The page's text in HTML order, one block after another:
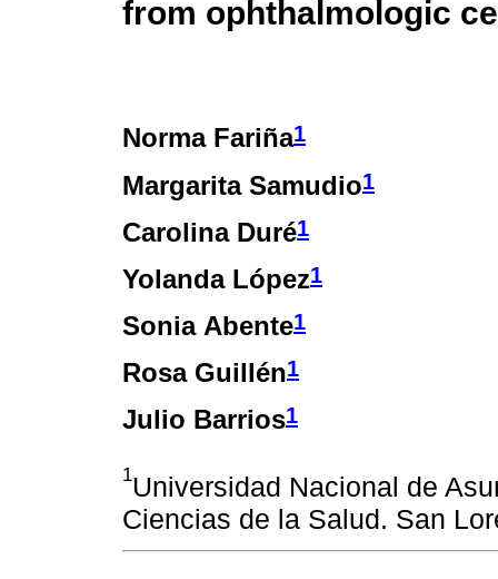
from ophthalmologic
Norma Fariña1
Margarita Samudio1
Carolina Duré1
Yolanda López1
Sonia Abente1
Rosa Guillén1
Julio Barrios1
1Universidad Nacional de
Ciencias de la Salud. San